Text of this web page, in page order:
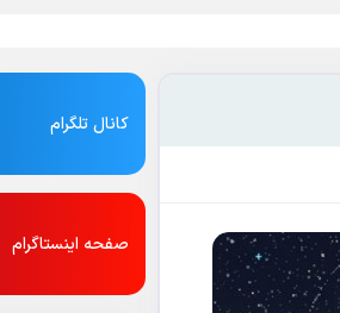
کانال تلگرام
صفحه اینستاگرام